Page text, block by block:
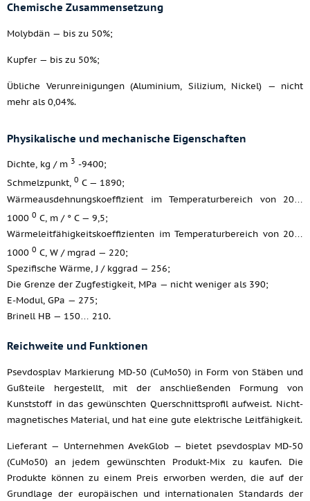
Chemische Zusammensetzung
Molybdän — bis zu 50%;
Kupfer — bis zu 50%;
Übliche Verunreinigungen (Aluminium, Silizium, Nickel) — nicht
mehr als 0,04%.
Physikalische und mechanische Eigenschaften
Dichte, kg / m 3 -9400;
Schmelzpunkt, 0 C — 1890;
Wärmeausdehnungskoeffizient im Temperaturbereich von 20…
1000 0 C, m / ° C — 9,5;
Wärmeleitfähigkeitskoeffizienten im Temperaturbereich von 20…
1000 0 C, W / mgrad — 220;
Spezifische Wärme, J / kggrad — 256;
Die Grenze der Zugfestigkeit, MPa — nicht weniger als 390;
E-Modul, GPa — 275;
Brinell HB — 150… 210.
Reichweite und Funktionen
Psevdosplav Markierung MD-50 (CuMo50) in Form von Stäben und
Gußteile hergestellt, mit der anschließenden Formung von
Kunststoff in das gewünschten Querschnittsprofil aufweist. Nicht-
magnetisches Material, und hat eine gute elektrische Leitfähigkeit.
Lieferant — Unternehmen AvekGlob — bietet psevdosplav MD-50
(CuMo50) an jedem gewünschten Produkt-Mix zu kaufen. Die
Produkte können zu einem Preis erworben werden, die auf der
Grundlage der europäischen und internationalen Standards der